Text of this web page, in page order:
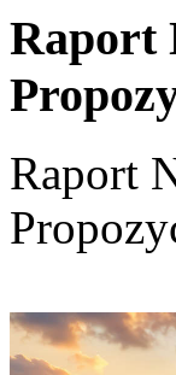
Raport
Raport